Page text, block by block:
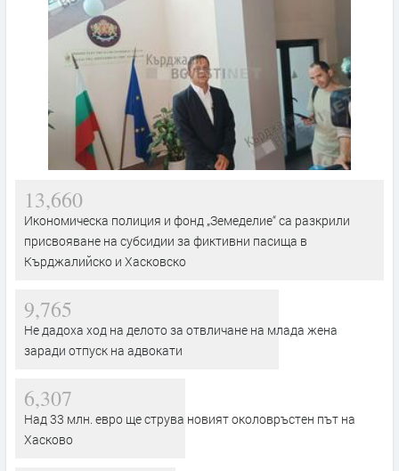
13,660
Икономическа полиция и фонд „Земеделие“ са разкрили
присвояване на субсидии за фиктивни пасища в
Кърджалийско и Хасковско
9,765
Не дадоха ход на делото за отвличане на млада жена
заради отпуск на адвокати
6,307
Над 33 млн. евро ще струва новият околовръстен път на
Хасково